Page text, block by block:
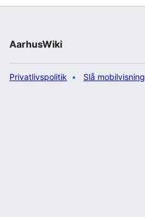
AarhusWiki
Privatlivspolitik Slå